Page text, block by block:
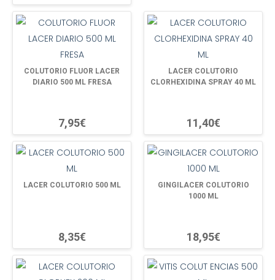
COLUTORIO FLUOR LACER
DIARIO 500 ML FRESA
7,95€
LACER COLUTORIO
CLORHEXIDINA SPRAY 40 ML
11,40€
LACER COLUTORIO 500 ML
8,35€
GINGILACER COLUTORIO
1000 ML
18,95€